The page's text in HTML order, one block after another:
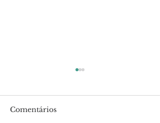
Comentários